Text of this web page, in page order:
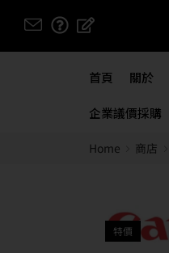
首頁 關於
企業議價採購
Home 商店
特價